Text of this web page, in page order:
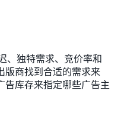
、独特需求、竞价率和
版商找到合适的需求来
告库存来指定哪些广告主